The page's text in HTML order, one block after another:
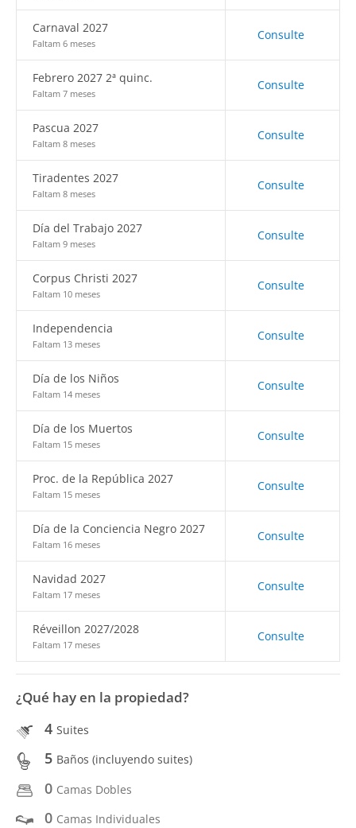
Carnaval 2027
Faltam 6 meses
Consulte
Febrero 2027 2ª quinc.
Faltam 7 meses
Consulte
Pascua 2027
Faltam 8 meses
Consulte
Tiradentes 2027
Faltam 8 meses
Consulte
Día del Trabajo 2027
Faltam 9 meses
Consulte
Corpus Christi 2027
Faltam 10 meses
Consulte
Independencia
Faltam 13 meses
Consulte
Día de los Niños
Faltam 14 meses
Consulte
Día de los Muertos
Faltam 15 meses
Consulte
Proc. de la República 2027
Faltam 15 meses
Consulte
Día de la Conciencia Negro 2027
Faltam 16 meses
Consulte
Navidad 2027
Faltam 17 meses
Consulte
Réveillon 2027/2028
Faltam 17 meses
Consulte
¿Qué hay en la propiedad?
4 Suites
5 Baños (incluyendo suites)
0 Camas Dobles
0 Camas Individuales